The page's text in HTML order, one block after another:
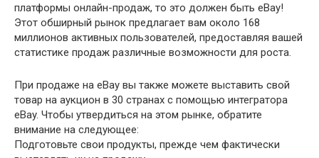
платформы онлайн-продаж, то это должен быть eBay!
Этот обширный рынок предлагает вам около 168
миллионов активных пользователей, предоставляя вашей
статистике продаж различные возможности для роста.
При продаже на eBay вы также можете выставить свой
товар на аукцион в 30 странах с помощью интегратора
eBay. Чтобы утвердиться на этом рынке, обратите
внимание на следующее:
Подготовьте свои продукты, прежде чем фактически